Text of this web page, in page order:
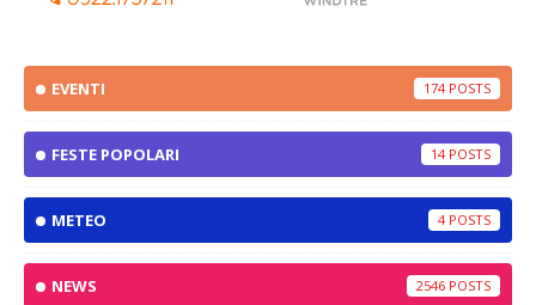
EVENTI 174
FESTE POPOLARI 14
METEO 4
NEWS 2546